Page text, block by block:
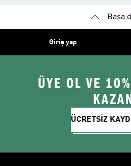
Başa
Giriş yap
ÜYE OL VE
ÜCRETSİZ